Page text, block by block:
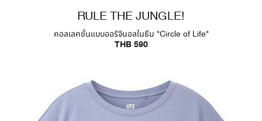
RULE THE JUNGLE!
คอลเลคชั่นแบบออริจินอลในธีม "Circle of Life"
THB 590